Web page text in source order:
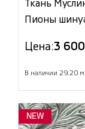
Ткань
Пионы
Цена:3
В наличии 29.20 м
NEW